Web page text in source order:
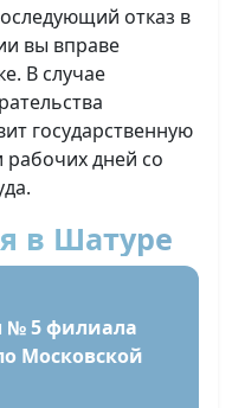
отказ в
вы вправе
В случае
государственную
рабочих дней со
в Шатуре
№ 5 филиала
Московской